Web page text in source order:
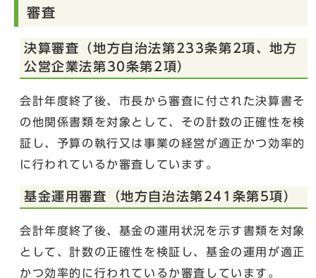
審査
決算審査（地方自治法第233条第2項、地方
公営企業法第30条第2項）
会計年度終了後、市長から審査に付された決算書そ
の他関係書類を対象として、その計数の正確性を検
証し、予算の執行又は事業の経営が適正かつ効率的
に行われているか審査しています。
基金運用審査（地方自治法第241条第5項）
会計年度終了後、基金の運用状況を示す書類を対象
として、計数の正確性を検証し、基金の運用が適正
かつ効率的に行われているか審査しています。